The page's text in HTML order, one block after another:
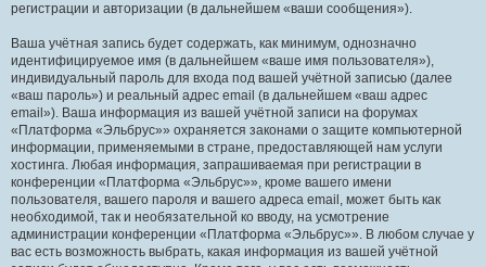
регистрации и авторизации (в дальнейшем «ваши сообщения»).
Ваша учётная запись будет содержать, как минимум, однозначно
идентифицируемое имя (в дальнейшем «ваше имя пользователя»),
индивидуальный пароль для входа под вашей учётной записью (далее
«ваш пароль») и реальный адрес email (в дальнейшем «ваш адрес
email»). Ваша информация из вашей учётной записи на форумах
«Платформа «Эльбрус»» охраняется законами о защите компьютерной
информации, применяемыми в стране, предоставляющей нам услуги
хостинга. Любая информация, запрашиваемая при регистрации в
конференции «Платформа «Эльбрус»», кроме вашего имени
пользователя, вашего пароля и вашего адреса email, может быть как
необходимой, так и необязательной ко вводу, на усмотрение
администрации конференции «Платформа «Эльбрус»». В любом случае у
вас есть возможность выбрать, какая информация из вашей учётной